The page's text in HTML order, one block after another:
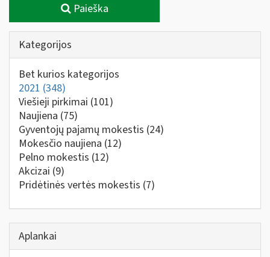
Paieška
Kategorijos
Bet kurios kategorijos
2021 (348)
Viešieji pirkimai (101)
Naujiena (75)
Gyventojų pajamų mokestis (24)
Mokesčio naujiena (12)
Pelno mokestis (12)
Akcizai (9)
Pridėtinės vertės mokestis (7)
Aplankai